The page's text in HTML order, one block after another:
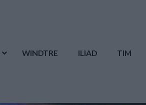
WINDTRE ILIAD TIM